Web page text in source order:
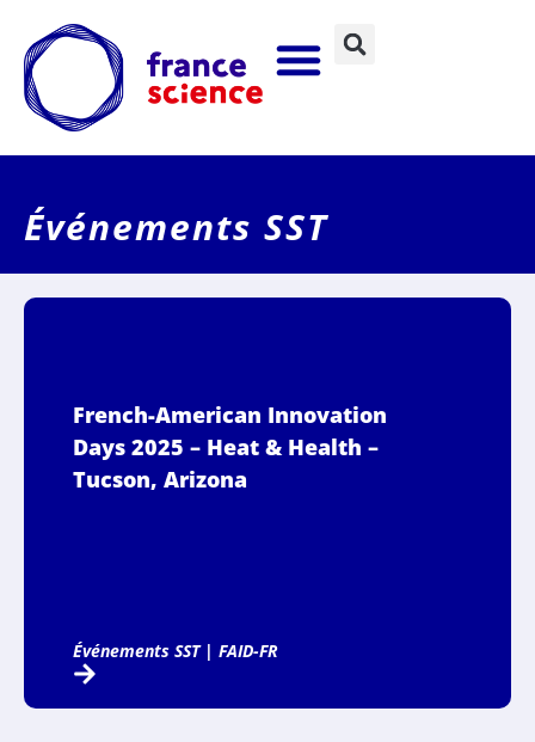
Événements SST
French-American Innovation
Days 2025 – Heat & Health –
Tucson, Arizona
Événements SST| FAID-FR